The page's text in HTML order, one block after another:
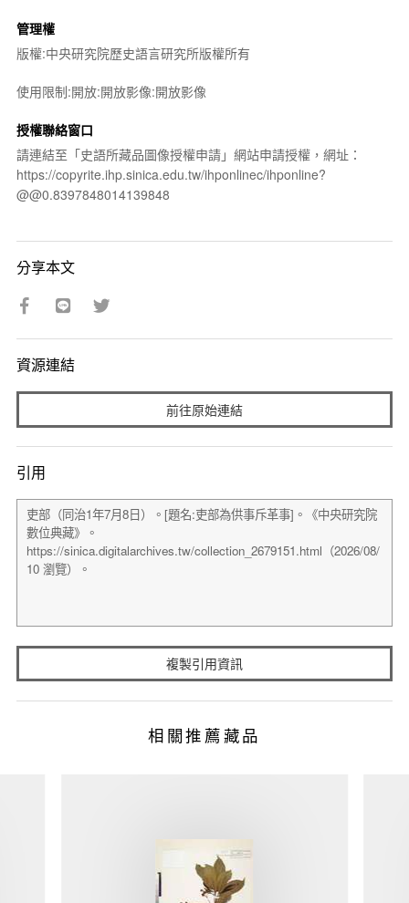
管理權
版權:中央研究院歷史語言研究所版權所有
使用限制:開放:開放影像:開放影像
授權聯絡窗口
請連結至「史語所藏品圖像授權申請」網站申請授權，網址：
https://copyrite.ihp.sinica.edu.tw/ihponlinec/ihponline?
@@0.8397848014139848
分享本文
資源連結
前往原始連結
引用
複製引用資訊
相關推薦藏品